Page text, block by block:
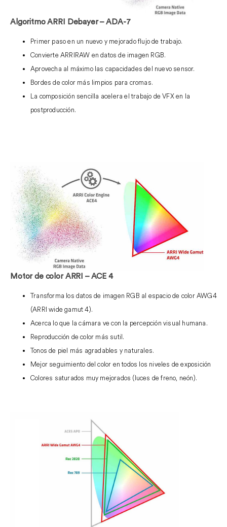
Algoritmo ARRI Debayer – ADA-7
Primer paso en un nuevo y mejorado flujo de trabajo.
Convierte ARRIRAW en datos de imagen RGB.
Aprovecha al máximo las capacidades del nuevo sensor.
Bordes de color más limpios para cromas.
La composición sencilla acelera el trabajo de VFX en la
postproducción.
Motor de color ARRI – ACE 4
Transforma los datos de imagen RGB al espacio de color AWG4
(ARRI wide gamut 4).
Acerca lo que la cámara ve con la percepción visual humana.
Reproducción de color más sutil.
Tonos de piel más agradables y naturales.
Mejor seguimiento del color en todos los niveles de exposición
Colores saturados muy mejorados (luces de freno, neón).